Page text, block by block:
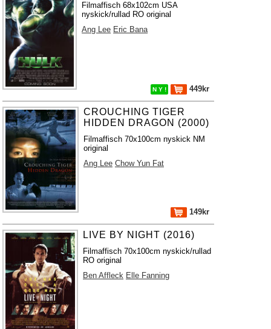
Filmaffisch 68x102cm USA
nyskick/rullad RO original
Ang Lee Eric Bana
N Y ! 449kr
CROUCHING TIGER
HIDDEN DRAGON (2000)
Filmaffisch 70x100cm nyskick NM
original
Ang Lee Chow Yun Fat
149kr
LIVE BY NIGHT (2016)
Filmaffisch 70x100cm nyskick/rullad
RO original
Ben Affleck Elle Fanning